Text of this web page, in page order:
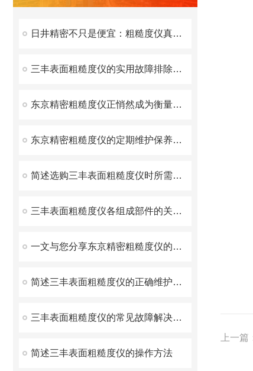
日井精密不只是便宜：粗糙度仪真实用户口碑盘点
三丰表面粗糙度仪的实用故障排除技巧介绍
东京精密粗糙度仪正悄然成为衡量制造水平的重要标尺
东京精密粗糙度仪的定期维护保养方法分享
简述选购三丰表面粗糙度仪时所需要考虑的关键因素
三丰表面粗糙度仪各组成部件的关键作用分享
一文与您分享东京精密粗糙度仪的安装步骤
简述三丰表面粗糙度仪的正确维护保养方法
三丰表面粗糙度仪的常见故障解决方法分享
简述三丰表面粗糙度仪的操作方法
上一篇